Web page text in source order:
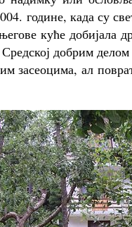
године, када су
куће добијала
добрим
засеоцима, ал